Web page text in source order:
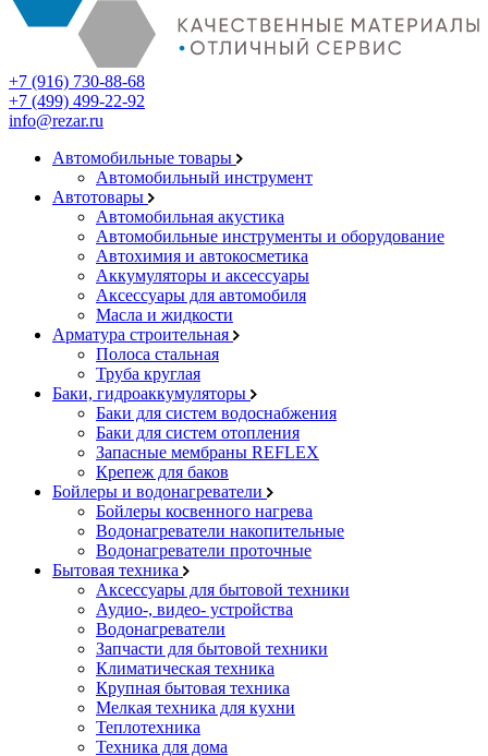
+7 (916) 730-88-68
+7 (499) 499-22-92
info@rezar.ru
Автомобильные товары
Автомобильный инструмент
Автотовары
Автомобильная акустика
Автомобильные инструменты и оборудование
Автохимия и автокосметика
Аккумуляторы и аксессуары
Аксессуары для автомобиля
Масла и жидкости
Арматура строительная
Полоса стальная
Труба круглая
Баки, гидроаккумуляторы
Баки для систем водоснабжения
Баки для систем отопления
Запасные мембраны REFLEX
Крепеж для баков
Бойлеры и водонагреватели
Бойлеры косвенного нагрева
Водонагреватели накопительные
Водонагреватели проточные
Бытовая техника
Аксессуары для бытовой техники
Аудио-, видео- устройства
Водонагреватели
Запчасти для бытовой техники
Климатическая техника
Крупная бытовая техника
Мелкая техника для кухни
Теплотехника
Техника для дома